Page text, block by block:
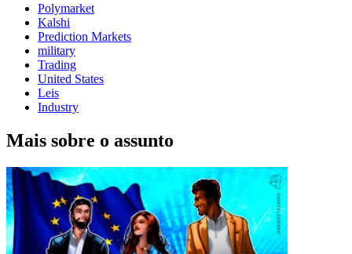
Polymarket
Kalshi
Prediction Markets
military
Trading
United States
Leis
Industry
Mais sobre o assunto